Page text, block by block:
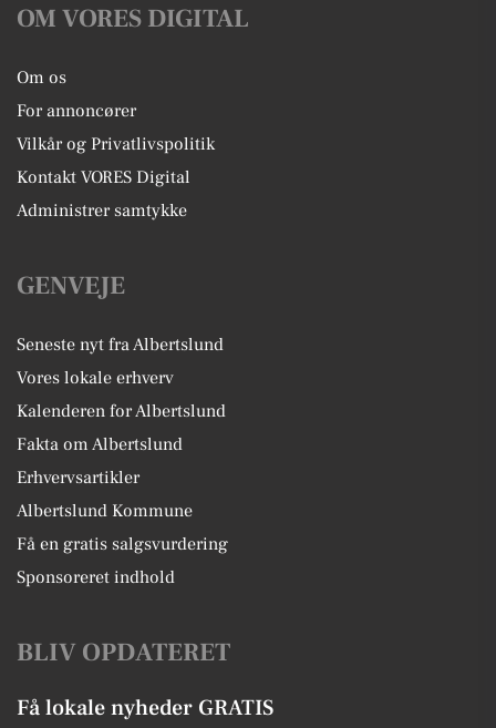
OM VORES DIGITAL
Om os
For annoncører
Vilkår og Privatlivspolitik
Kontakt VORES Digital
Administrer samtykke
GENVEJE
Seneste nyt fra Albertslund
Vores lokale erhverv
Kalenderen for Albertslund
Fakta om Albertslund
Erhvervsartikler
Albertslund Kommune
Få en gratis salgsvurdering
Sponsoreret indhold
BLIV OPDATERET
Få lokale nyheder GRATIS